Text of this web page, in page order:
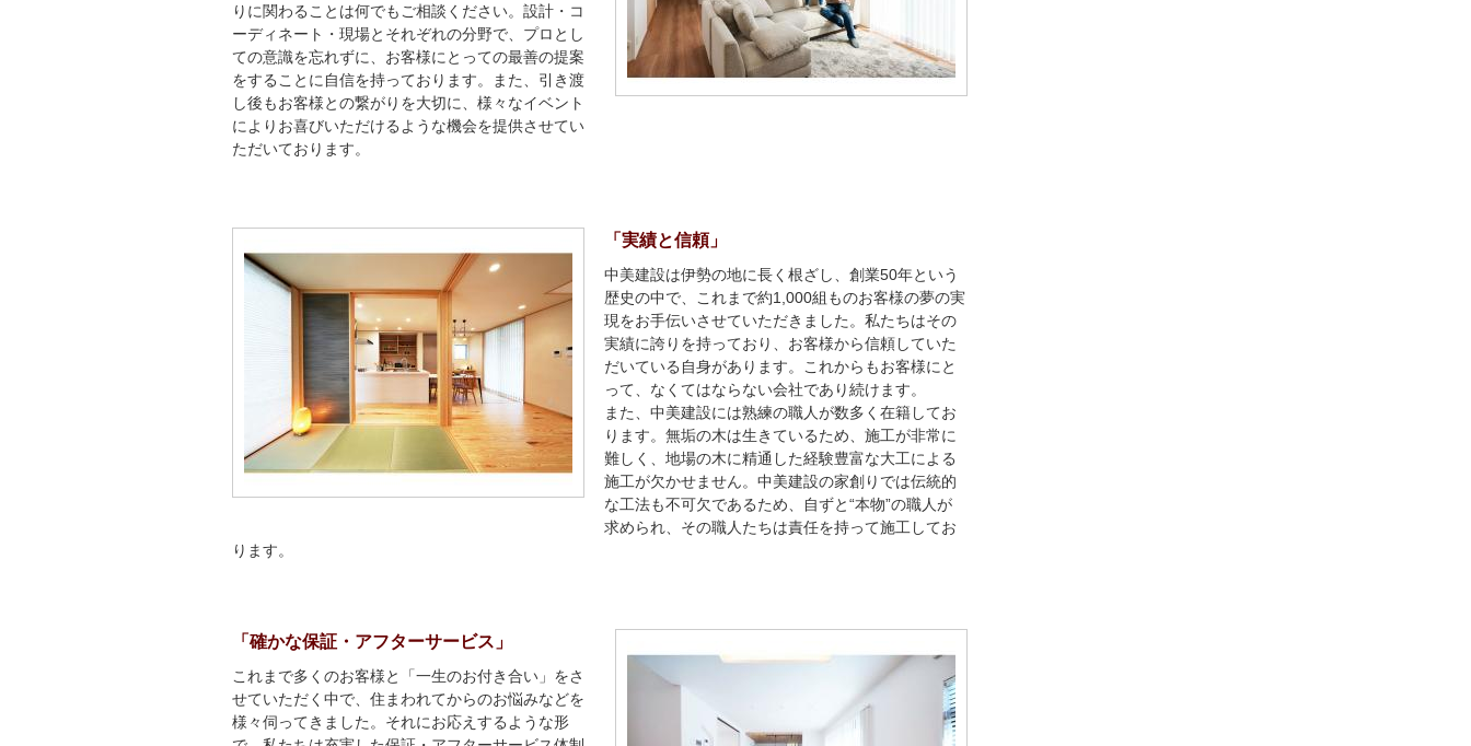
りに関わることは何でもご相談ください。設計・コ
ーディネート・現場とそれぞれの分野で、プロとし
ての意識を忘れずに、お客様にとっての最善の提案
をすることに自信を持っております。また、引き渡
し後もお客様との繋がりを大切に、様々なイベント
によりお喜びいただけるような機会を提供させてい
ただいております。
「実績と信頼」
中美建設は伊勢の地に長く根ざし、創業50年という
歴史の中で、これまで約1,000組ものお客様の夢の実
現をお手伝いさせていただきました。私たちはその
実績に誇りを持っており、お客様から信頼していた
だいている自身があります。これからもお客様にと
って、なくてはならない会社であり続けます。
また、中美建設には熟練の職人が数多く在籍してお
ります。無垢の木は生きているため、施工が非常に
難しく、地場の木に精通した経験豊富な大工による
施工が欠かせません。中美建設の家創りでは伝統的
な工法も不可欠であるため、自ずと“本物”の職人が
求められ、その職人たちは責任を持って施工してお
ります。
「確かな保証・アフターサービス」
これまで多くのお客様と「一生のお付き合い」をさ
せていただく中で、住まわれてからのお悩みなどを
様々伺ってきました。それにお応えするような形